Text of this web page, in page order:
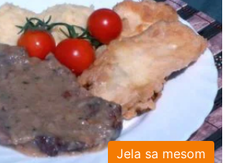
Jela sa mesom